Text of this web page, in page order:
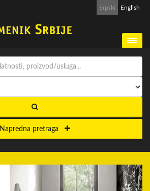
Srpski English
Napredna pretraga